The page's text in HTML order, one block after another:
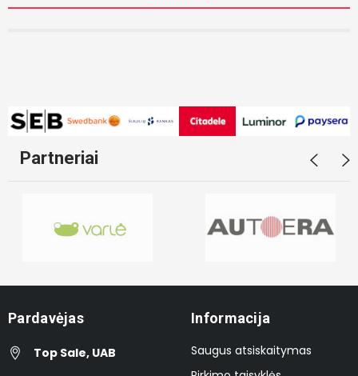
Partneriai
Pardavėjas
Top Sale, UAB
Informacija
Saugus atsiskaitymas